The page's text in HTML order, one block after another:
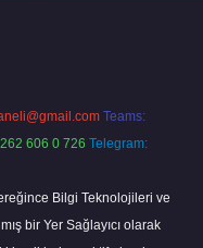
Teams:
606 0 726 Telegram:
Bilgi Teknolojileri ve
bir Yer Sağlayıcı olarak